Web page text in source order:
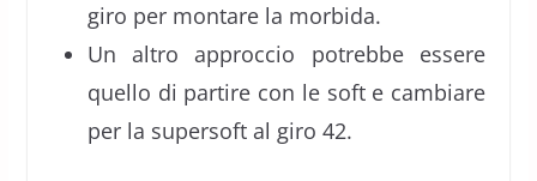
giro per montare la morbida.
Un altro approccio potrebbe essere
quello di partire con le soft e cambiare
per la supersoft al giro 42.